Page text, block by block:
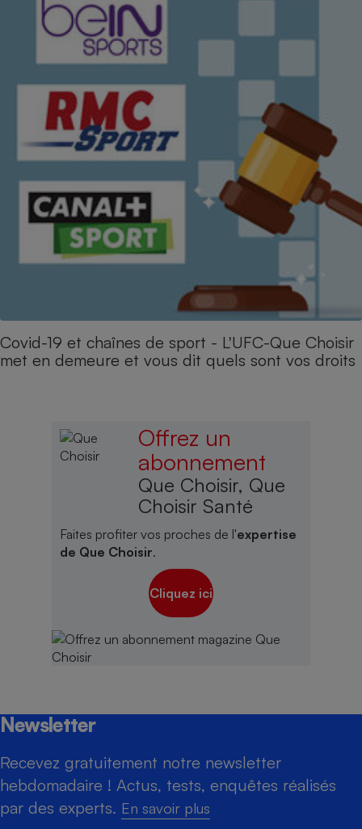
Covid-19 et chaînes de sport - L'UFC-Que Choisir
met en demeure et vous dit quels sont vos droits
Offrez un
abonnement
Que Choisir, Que
Choisir Santé
Faites profiter vos proches de l'expertise
de Que Choisir.
Cliquez ici
Newsletter
Recevez gratuitement notre newsletter
hebdomadaire ! Actus, tests, enquêtes réalisés
par des experts. En savoir plus